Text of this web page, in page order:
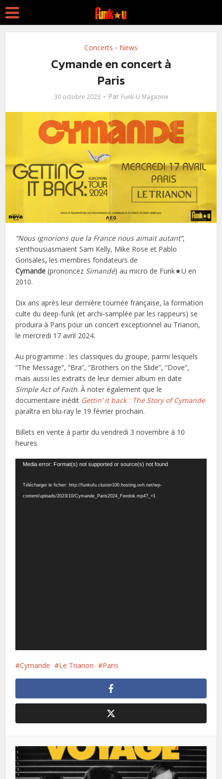
Concerts • News
Cymande en concert à
Paris
30 octobre 2023 Par Funk-U Magazine
“Nous ignorions que la France nous aimait autant”,
s’enthousiasmaient Sam Kelly, Mike Rose et Pablo
Gonsales, les membres fondateurs de
Cymande (prononcez Simandé) au micro de Funk★U en
2010.
Dix ans après leur dernière tournée française, la formation
culte du deep-funk (et archi-samplée par les rappeurs) se
produira à Paris pour un concert exceptionnel au Trianon,
le mercredi 17 avril 2024.
Au programme : les classiques du groupe, parmi lesquels
“The Message”, “Bra”, “Brothers on the Slide”, “Dove”,
mais aussi les extraits de leur dernier album en date
Simple Act of Faith. À noter également que le
documentaire inédit Gettin’ it back : The Story of Cymande
paraîtra en blu-ray le 19 février prochain.
Billets en vente à partir du vendredi 3 novembre à 10
heures.
Lecteur
Media error: Format(s) not supported or source(s) not found
Télécharger le fichier: http://funkufu.cluster100.hosting.ovh.net/wp-
content/uploads/2023/10/Cymande_Paris2024_Feedok.mp4?_=1
Cymande Le Trianon Paris